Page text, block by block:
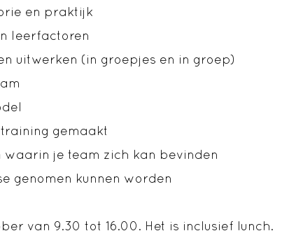
en praktijk
leerfactoren
uitwerken (in groepjes en in groep)
gemaakt
waarin je team zich kan bevinden
genomen kunnen worden
van 9.30 tot 16.00. Het is inclusief lunch.